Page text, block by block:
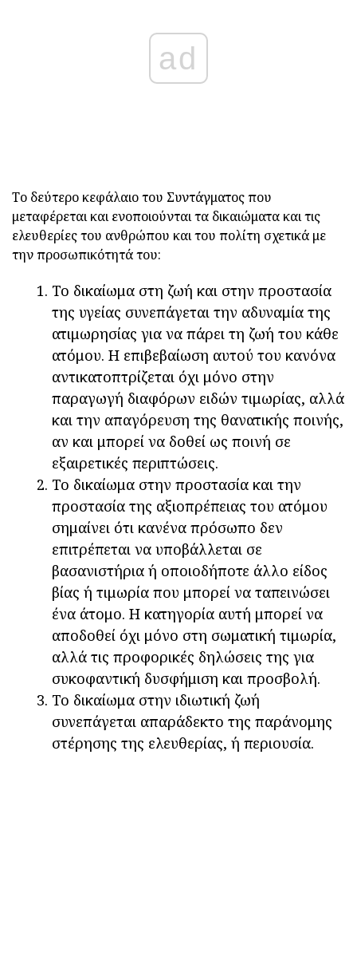
ad
Το δεύτερο κεφάλαιο του Συντάγματος που
μεταφέρεται και ενοποιούνται τα δικαιώματα και τις
ελευθερίες του ανθρώπου και του πολίτη σχετικά με
την προσωπικότητά του:
Το δικαίωμα στη ζωή και στην προστασία
της υγείας συνεπάγεται την αδυναμία της
ατιμωρησίας για να πάρει τη ζωή του κάθε
ατόμου. Η επιβεβαίωση αυτού του κανόνα
αντικατοπτρίζεται όχι μόνο στην
παραγωγή διαφόρων ειδών τιμωρίας, αλλά
και την απαγόρευση της θανατικής ποινής,
αν και μπορεί να δοθεί ως ποινή σε
εξαιρετικές περιπτώσεις.
Το δικαίωμα στην προστασία και την
προστασία της αξιοπρέπειας του ατόμου
σημαίνει ότι κανένα πρόσωπο δεν
επιτρέπεται να υποβάλλεται σε
βασανιστήρια ή οποιοδήποτε άλλο είδος
βίας ή τιμωρία που μπορεί να ταπεινώσει
ένα άτομο. Η κατηγορία αυτή μπορεί να
αποδοθεί όχι μόνο στη σωματική τιμωρία,
αλλά τις προφορικές δηλώσεις της για
συκοφαντική δυσφήμιση και προσβολή.
Το δικαίωμα στην ιδιωτική ζωή
συνεπάγεται απαράδεκτο της παράνομης
στέρησης της ελευθερίας, ή περιουσία.